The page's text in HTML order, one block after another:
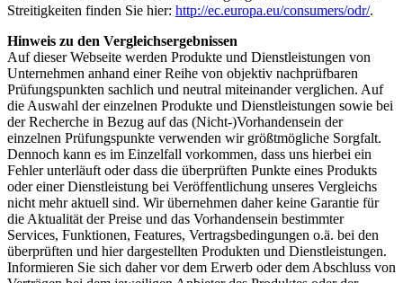
Streitigkeiten finden Sie hier: http://ec.europa.eu/consumers/odr/.
Hinweis zu den Vergleichsergebnissen
Auf dieser Webseite werden Produkte und Dienstleistungen von
Unternehmen anhand einer Reihe von objektiv nachprüfbaren
Prüfungspunkten sachlich und neutral miteinander verglichen. Auf
die Auswahl der einzelnen Produkte und Dienstleistungen sowie bei
der Recherche in Bezug auf das (Nicht-)Vorhandensein der
einzelnen Prüfungspunkte verwenden wir größtmögliche Sorgfalt.
Dennoch kann es im Einzelfall vorkommen, dass uns hierbei ein
Fehler unterläuft oder dass die überprüften Punkte eines Produkts
oder einer Dienstleistung bei Veröffentlichung unseres Vergleichs
nicht mehr aktuell sind. Wir übernehmen daher keine Garantie für
die Aktualität der Preise und das Vorhandensein bestimmter
Services, Funktionen, Features, Vertragsbedingungen o.ä. bei den
überprüften und hier dargestellten Produkten und Dienstleistungen.
Informieren Sie sich daher vor dem Erwerb oder dem Abschluss von